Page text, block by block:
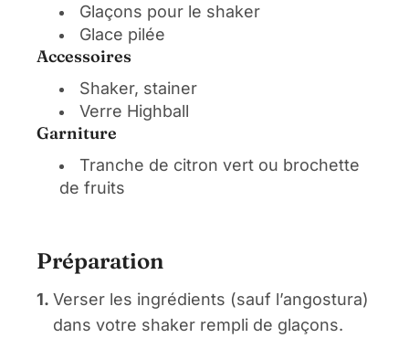
Glaçons pour le shaker
Glace pilée
Accessoires
Shaker, stainer
Verre Highball
Garniture
Tranche de citron vert ou brochette
de fruits
Préparation
1. Verser les ingrédients (sauf l’angostura)
dans votre shaker rempli de glaçons.